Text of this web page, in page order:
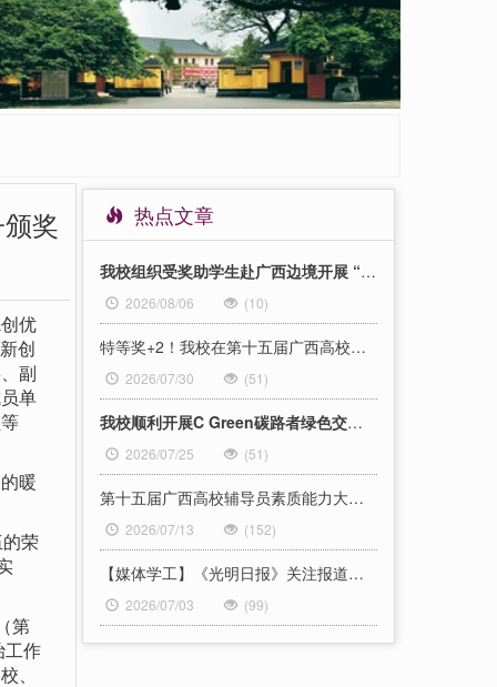
奖
优
创
副
单
暖
荣
第
工作
、
热点文章
我校组织受奖助学生赴广西边境开展 “行红色足迹，筑青春梦想”资助育人实践活动
2026/08/06 (10)
特等奖+2！我校在第十五届广西高校辅导员素质能力大赛喜获佳绩
2026/07/30 (51)
我校顺利开展C Green碳路者绿色交通青年创新行动“一日公益合伙人”社会实践活动
2026/07/25 (51)
第十五届广西高校辅导员素质能力大赛在我校举办
2026/07/13 (152)
【媒体学工】《光明日报》关注报道我校就业工作的精准举措和暖心服务
2026/07/03 (99)